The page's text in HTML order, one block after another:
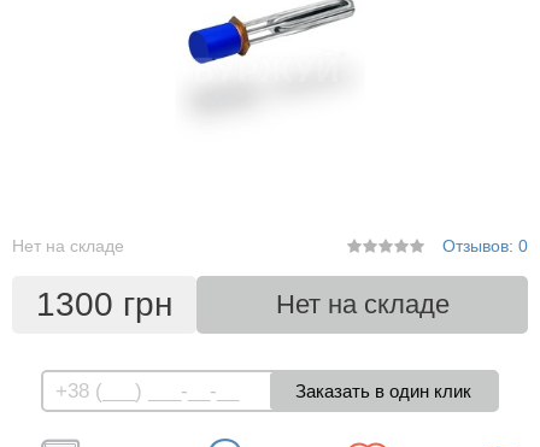
Нет на складе Отзывов: 0
1300 грн Нет на складе